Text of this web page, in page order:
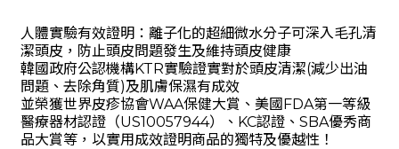
人體實驗有效證明：離子化的超細微水分子可深入毛孔清
潔頭皮，防止頭皮問題發生及維持頭皮健康
韓國政府公認機構KTR實驗證實對於頭皮清潔(減少出油
問題、去除角質)及肌膚保濕有成效
並榮獲世界皮疹協會WAA保健大賞、美國 FDA第一等級
醫療器材認證（US10057944）、 KC認證、 SBA優秀商
品大賞等，以實用成效證明商品的獨特及優越性！